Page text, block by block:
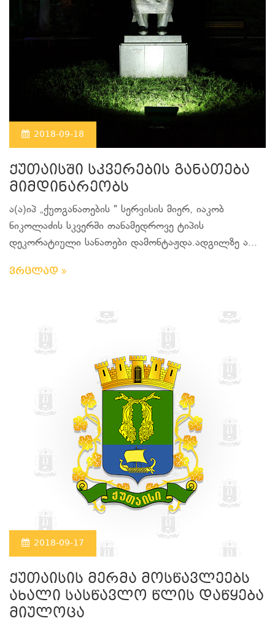
2018-09-18
ქუთაისში სკვერების განათება
მიმდინარეობს
ა(ა)იპ „ქუთგანათების " სერვისის მიერ, იაკობ
ნიკოლაძის სკვერში თანამედროვე ტიპის
დეკორატიული სანათები დამონტაჟდა.ადგილზე ა...
ვრცლად
2018-09-17
ქუთაისის მერმა მოსწავლეებს
ახალი სასწავლო წლის დაწყება
მიულოცა